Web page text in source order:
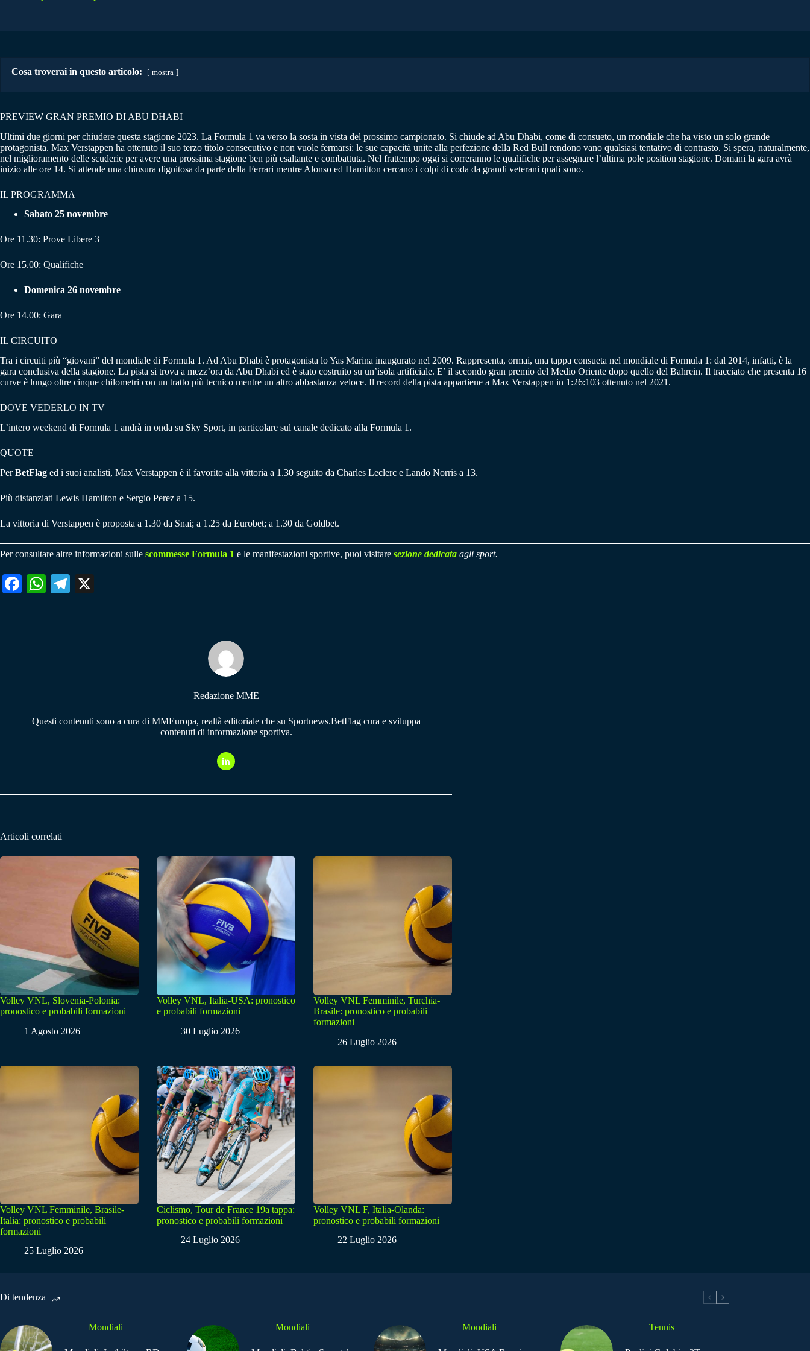
Cosa troverai in questo articolo: mostra
PREVIEW GRAN PREMIO DI ABU DHABI
Ultimi due giorni per chiudere questa stagione 2023. La Formula 1 va verso la sosta in vista del prossimo campionato. Si chiude ad Abu Dhabi, come di consueto, un mondiale che ha visto un solo grande
protagonista. Max Verstappen ha ottenuto il suo terzo titolo consecutivo e non vuole fermarsi: le sue capacità unite alla perfezione della Red Bull rendono vano qualsiasi tentativo di contrasto. Si spera, naturalmente,
nel miglioramento delle scuderie per avere una prossima stagione ben più esaltante e combattuta. Nel frattempo oggi si correranno le qualifiche per assegnare l’ultima pole position stagione. Domani la gara avrà
inizio alle ore 14. Si attende una chiusura dignitosa da parte della Ferrari mentre Alonso ed Hamilton cercano i colpi di coda da grandi veterani quali sono.
IL PROGRAMMA
Sabato 25 novembre
Ore 11.30: Prove Libere 3
Ore 15.00: Qualifiche
Domenica 26 novembre
Ore 14.00: Gara
IL CIRCUITO
Tra i circuiti più “giovani” del mondiale di Formula 1. Ad Abu Dhabi è protagonista lo Yas Marina inaugurato nel 2009. Rappresenta, ormai, una tappa consueta nel mondiale di Formula 1: dal 2014, infatti, è la
gara conclusiva della stagione. La pista si trova a mezz’ora da Abu Dhabi ed è stato costruito su un’isola artificiale. E’ il secondo gran premio del Medio Oriente dopo quello del Bahrein. Il tracciato che presenta 16
curve è lungo oltre cinque chilometri con un tratto più tecnico mentre un altro abbastanza veloce. Il record della pista appartiene a Max Verstappen in 1:26:103 ottenuto nel 2021.
DOVE VEDERLO IN TV
L’intero weekend di Formula 1 andrà in onda su Sky Sport, in particolare sul canale dedicato alla Formula 1.
QUOTE
PerBetFlag ed i suoi analisti, Max Verstappen è il favorito alla vittoria a 1.30 seguito da Charles Leclerc e Lando Norris a 13.
Più distanziati Lewis Hamilton e Sergio Perez a 15.
La vittoria di Verstappen è proposta a 1.30 da Snai; a 1.25 da Eurobet; a 1.30 da Goldbet.
Per consultare altre informazioni sulle scommesse Formula 1 e le manifestazioni sportive, puoi visitare sezione dedicata agli sport.
Fa W
pp
Te
m
Redazione MME
Questi contenuti sono a cura di MMEuropa, realtà editoriale che su Sportnews.BetFlag cura e sviluppa
contenuti di informazione sportiva.
Articoli correlati
Volley VNL, Slovenia-Polonia:
pronostico e probabili formazioni
1 Agosto 2026
Volley VNL, Italia-USA: pronostico
e probabili formazioni
30 Luglio 2026
Volley VNL Femminile, Turchia-
Brasile: pronostico e probabili
formazioni
26 Luglio 2026
Volley VNL Femminile, Brasile-
Italia: pronostico e probabili
formazioni
25 Luglio 2026
Ciclismo, Tour de France 19a tappa:
pronostico e probabili formazioni
24 Luglio 2026
Volley VNL F, Italia-Olanda:
pronostico e probabili formazioni
22 Luglio 2026
Di tendenza
Mondiali Mondiali Mondiali Tennis